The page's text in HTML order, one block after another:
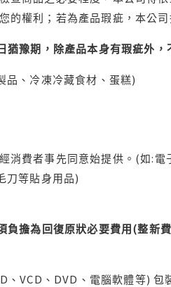
權利；若為產品瑕疵，本公司
豫期，除產品本身有瑕疵外，
品、冷凍冷藏食材、蛋糕)
消費者事先同意始提供。(如:電
刀等貼身用品)
擔為回復原狀必要費用(整新
VCD、DVD、電腦軟體等) 包